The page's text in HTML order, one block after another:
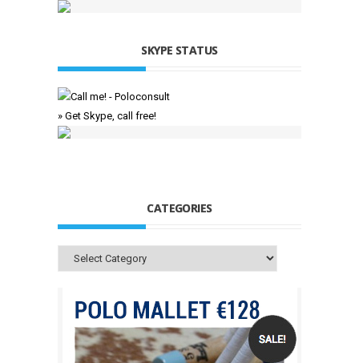
SKYPE STATUS
» Get Skype, call free!
CATEGORIES
Categories